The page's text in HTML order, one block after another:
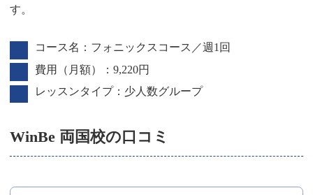
す。
コース名：フォニックスコース／週1回
費用（月額）：9,220円
レッスンタイプ：少人数グループ
WinBe 両国校の口コミ